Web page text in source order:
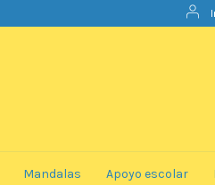
Mandalas Apoyo escolar